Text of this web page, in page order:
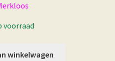
voorraad
winkelwagen